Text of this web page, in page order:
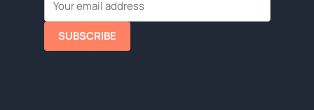
SUBSCRIBE